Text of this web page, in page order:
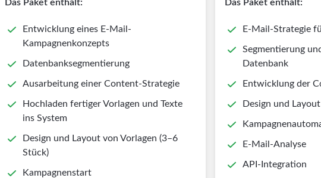
Das Paket enthält:
Entwicklung eines E-Mail-
Kampagnenkonzepts
Datenbanksegmentierung
Ausarbeitung einer Content-Strategie
Hochladen fertiger Vorlagen und Texte
ins System
Design und Layout von Vorlagen (3–6
Stück)
Kampagnenstart
Das Paket enthält:
E-Mail-Strategie
Segmentierung
Datenbank
Entwicklung der
Design und
E-Mail-Analyse
API-Integration